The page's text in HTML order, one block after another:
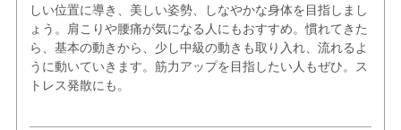
しい位置に導き、美しい姿勢、しなやかな身体を目指しまし
ょう。肩こりや腰痛が気になる人にもおすすめ。慣れてきた
ら、基本の動きから、少し中級の動きも取り入れ、流れるよ
うに動いていきます。筋力アップを目指したい人もぜひ。ス
トレス発散にも。